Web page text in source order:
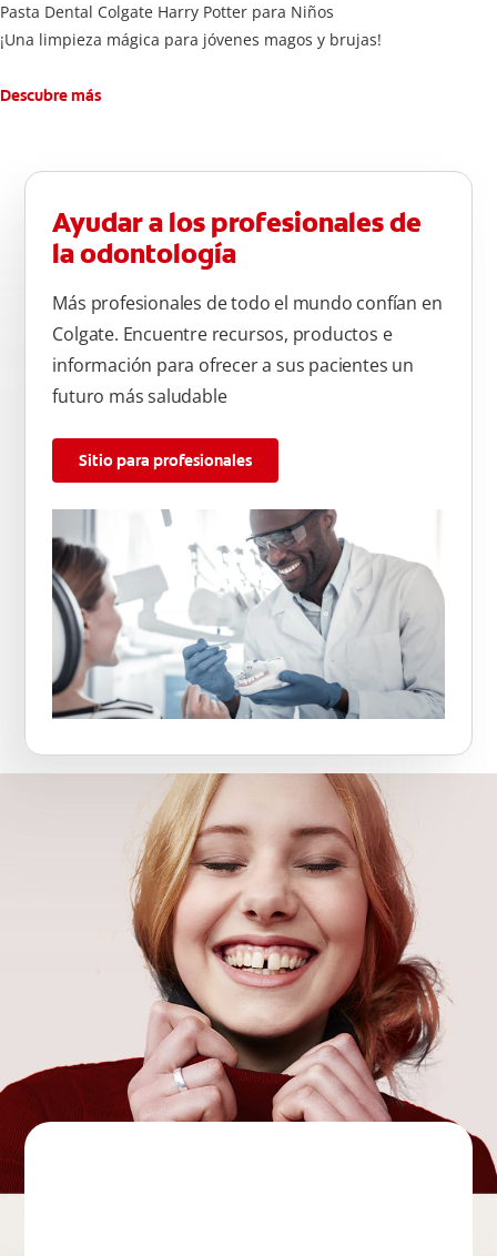
Pasta Dental Colgate Harry Potter para Niños
¡Una limpieza mágica para jóvenes magos y brujas!
Descubre más
Ayudar a los profesionales de
la odontología
Más profesionales de todo el mundo confían en
Colgate. Encuentre recursos, productos e
información para ofrecer a sus pacientes un
futuro más saludable
Sitio para profesionales